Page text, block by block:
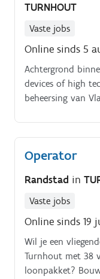
TURNHOUT
Vaste jobs
Online sinds 5
Achtergrond
devices of high
beheersing van
Operator
Randstad in
Vaste jobs
Online sinds 19
Wil je een
Turnhout met 38
loonpakket?